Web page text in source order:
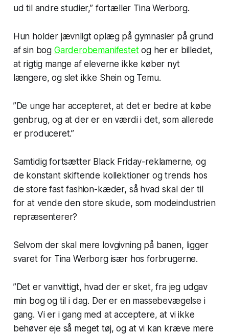
ud til andre studier,” fortæller Tina Werborg.
Hun holder jævnligt oplæg på gymnasier på grund
af sin bog Garderobemanifestetog her er billedet,
at rigtig mange af eleverne ikke køber nyt
længere, og slet ikke Shein og Temu.
”De unge haraccepteret, at det er bedre at købe
genbrug, og at der er en værdi i det, som allerede
er produceret.”
Samtidig fortsætter Black Friday-reklamerne, og
de konstant skiftende kollektioner og trends hos
de store fast fashion-kæder, så hvad skal der til
for at vende den store skude, som modeindustrien
repræsenterer?
Selvom der skal mere lovgivning på banen, ligger
svaret for Tina Werborg især hos forbrugerne.
”Det er vanvittigt, hvad der er sket, fra jeg udgav
min bog og til i dag. Der er en massebevægelse i
gang. Vi er i gang med at acceptere, at vi ikke
behøver eje så meget tøj, og at vi kan kræve mere